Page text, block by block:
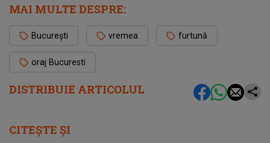
DISTRIBUIE ARTICOLUL
MAI MULTE DESPRE:
București vremea furtună
oraj Bucuresti
CITEȘTE ȘI